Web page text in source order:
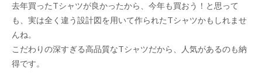
去年買ったTシャツが良かったから、今年も買おう！と思って
も、実は全く違う設計図を用いて作られたTシャツかもしれませ
んね。
こだわりの深すぎる高品質なTシャツだから、人気があるのも納
得です。